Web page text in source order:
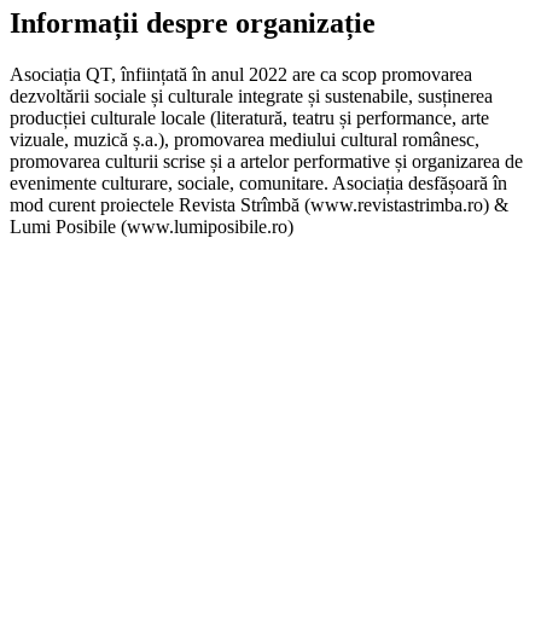
Informații despre organizație
Asociația QT, înființată în anul 2022 are ca scop promovarea
dezvoltării sociale și culturale integrate și sustenabile, susținerea
producției culturale locale (literatură, teatru și performance, arte
vizuale, muzică ș.a.), promovarea mediului cultural românesc,
promovarea culturii scrise și a artelor performative și organizarea de
evenimente culturare, sociale, comunitare. Asociația desfășoară în
mod curent proiectele Revista Strîmbă (www.revistastrimba.ro) &
Lumi Posibile (www.lumiposibile.ro)